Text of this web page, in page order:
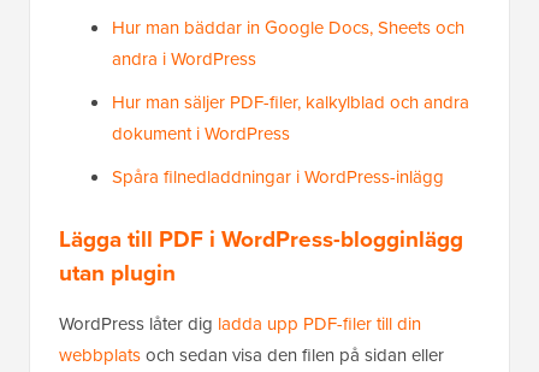
Hur man bäddar in Google Docs, Sheets och
andra i WordPress
Hur man säljer PDF-filer, kalkylblad och andra
dokument i WordPress
Spåra filnedladdningar i WordPress-inlägg
Lägga till PDF i WordPress-blogginlägg
utan plugin
WordPress låter dig ladda upp PDF-filer till din
webbplatsoch sedan visa den filen på sidan eller